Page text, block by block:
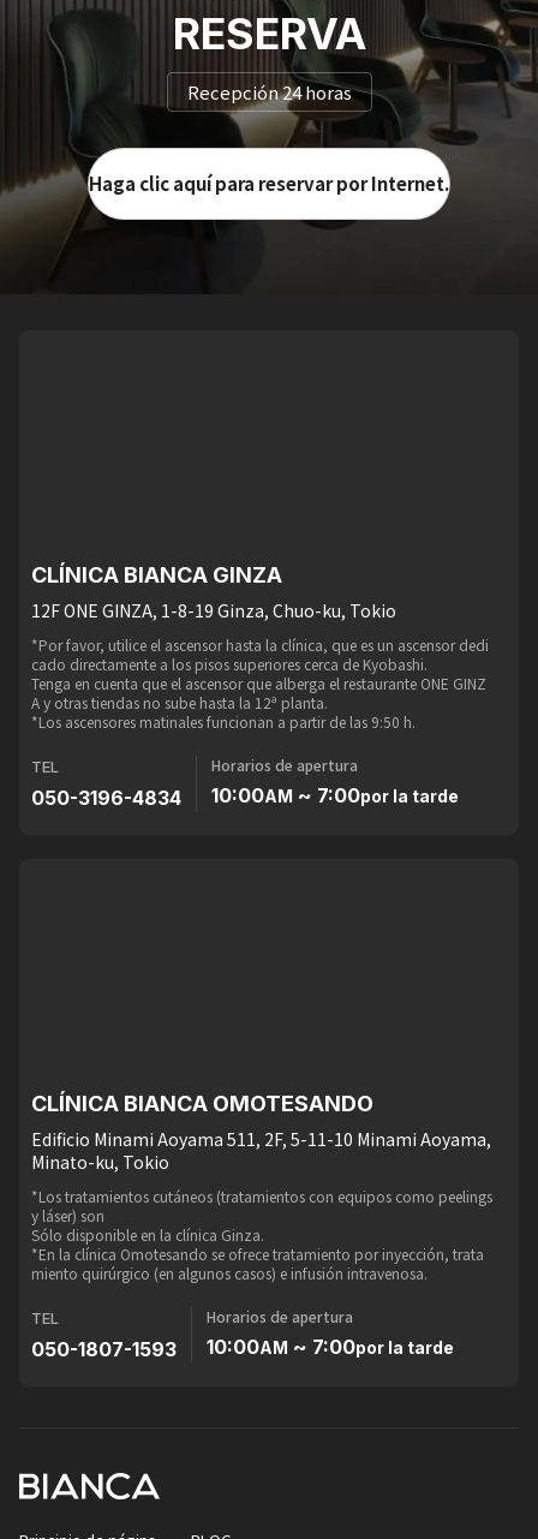
RESERVA
Recepción 24 horas
Haga clic aquí para reservar por Internet.
CLÍNICA BIANCA GINZA
12F ONE GINZA, 1-8-19 Ginza, Chuo-ku, Tokio
*Por favor, utilice el ascensor hasta la clínica, que es un ascensor dedi
cado directamente a los pisos superiores cerca de Kyobashi.
Tenga en cuenta que el ascensor que alberga el restaurante ONE GINZ
A y otras tiendas no sube hasta la 12ª planta.
*Los ascensores matinales funcionan a partir de las 9:50 h.
TEL
050-3196-4834
Horarios de apertura
10:00AM ~ 7:00por la tarde
CLÍNICA BIANCA OMOTESANDO
Edificio Minami Aoyama 511, 2F, 5-11-10 Minami Aoyama,
Minato-ku, Tokio
*Los tratamientos cutáneos (tratamientos con equipos como peelings
y láser) son
Sólo disponible en la clínica Ginza.
*En la clínica Omotesando se ofrece tratamiento por inyección, trata
miento quirúrgico (en algunos casos) e infusión intravenosa.
TEL
050-1807-1593
Horarios de apertura
10:00AM ~ 7:00por la tarde